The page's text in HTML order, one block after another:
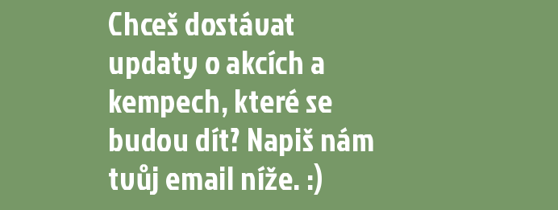
Chceš dostávat
updaty o akcích a
kempech, které se
budou dít? Napiš nám
tvůj email níže. :)